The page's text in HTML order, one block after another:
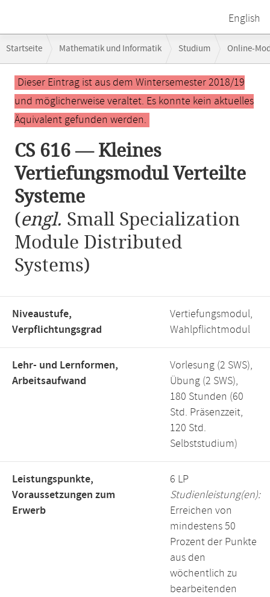
English
Navigation
Startseite Mathematik und Informatik Studium Online-
CS 616 — Kleines Vertiefungsmodul Verteilte Systeme
Hauptinhalt
Dieser Eintrag ist aus dem Wintersemester 2018/19
und möglicherweise veraltet. Es konnte kein aktuelles
Äquivalent gefunden werden.
CS 616 — Kleines
Vertiefungsmodul Verteilte
Systeme
(engl. Small Specialization
Module Distributed
Systems)
Niveaustufe,
Verpflichtungsgrad
Vertiefungsmodul,
Wahlpflichtmodul
Lehr- und Lernformen,
Arbeitsaufwand
Vorlesung (2 SWS),
Übung (2 SWS),
180 Stunden (60
Std. Präsenzzeit,
120 Std.
Selbststudium)
Leistungspunkte,
Voraussetzungen zum
Erwerb
6 LP
Studienleistung(en):
Erreichen von
mindestens 50
Prozent der Punkte
aus den
wöchentlich zu
bearbeitenden